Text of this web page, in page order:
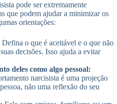
pode ser extremamente
que podem ajudar a minimizar os
orientações:
Defina o que é aceitável e o que não
decisões. Isso ajuda a evitar
deles como algo pessoal:
narcisista é uma projeção
não uma reflexão do seu